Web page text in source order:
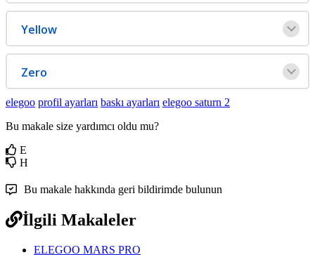
Yellow
Zero
elegoo profil ayarları baskı ayarları elegoo saturn 2
Bu makale size yardımcı oldu mu?
E
H
Bu makale hakkında geri bildirimde bulunun
İlgili Makaleler
ELEGOO MARS PRO